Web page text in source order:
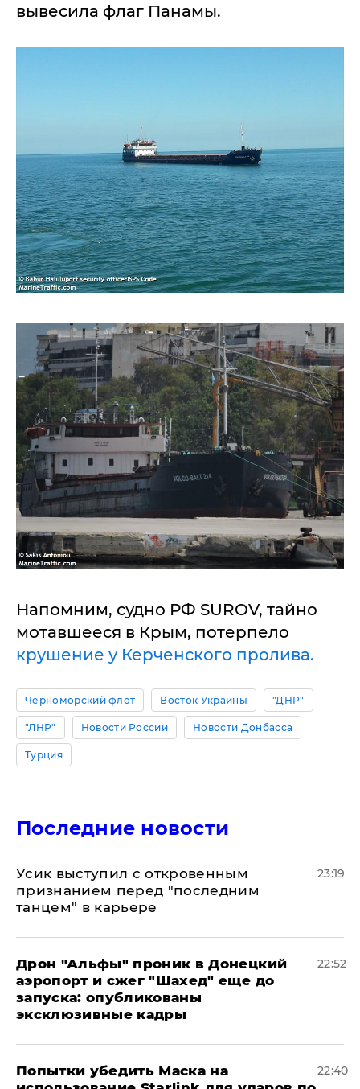
вывесила флаг Панамы.
Напомним, судно РФ SUROV, тайно
мотавшееся в Крым, потерпело
крушение у Керченского пролива.
Черноморский флот Восток Украины "ДНР"
"ЛНР" Новости России Новости Донбасса
Турция
Последние новости
Усик выступил с откровенным
признанием перед "последним
танцем" в карьере
23:19
Дрон "Альфы" проник в Донецкий
аэропорт и сжег "Шахед" еще до
запуска: опубликованы
эксклюзивные кадры
22:52
Попытки убедить Маска на
22:40